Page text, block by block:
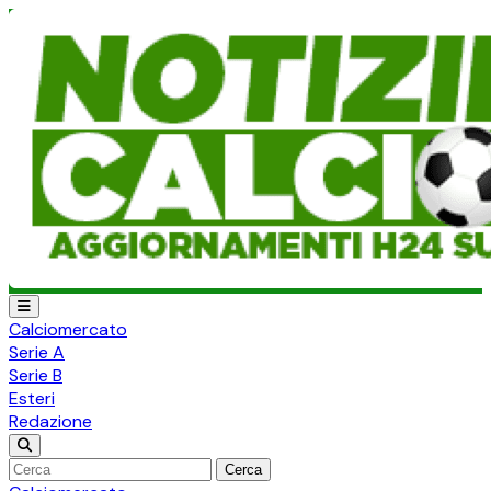
Calciomercato
Serie A
Serie B
Esteri
Redazione
Cerca